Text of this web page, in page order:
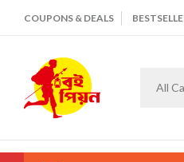
COUPONS & DEALS
All